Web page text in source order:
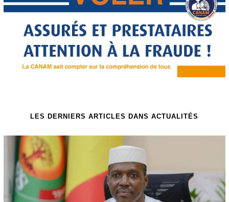
LES DERNIERS ARTICLES DANS ACTUALITÉS